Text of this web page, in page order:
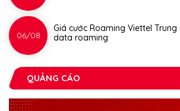
06/08
Giá cước Roaming Viettel
data roaming
QUẢNG CÁO